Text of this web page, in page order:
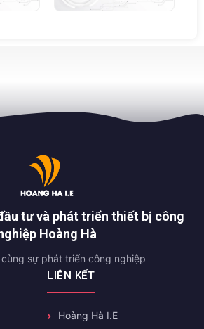
tư và phát triển thiết bị công
Hoàng Hà
sự phát triển công nghiệp
LIÊN KẾT
Hoàng Hà I.E